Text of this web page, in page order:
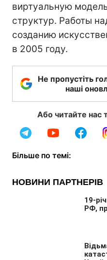
виртуальную
структур. Работы
созданию
в 2005 году.
Не пропустіть
наші
Або читайте нас
Більше по темі: